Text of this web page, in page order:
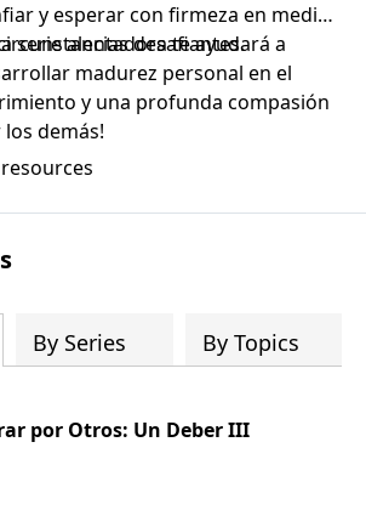
y esperar con firmeza en medio
desafiantes.
serie alentadora te ayudará a
madurez personal en el
y una profunda compasión
demás!
By Series By Topics
por Otros: Un Deber III